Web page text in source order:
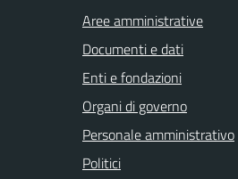
Aree amministrative
Documenti e dati
Enti e fondazioni
Organi di governo
Personale amministrativo
Politici